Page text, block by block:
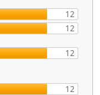
12
12
12
12